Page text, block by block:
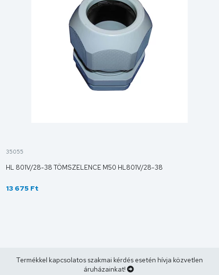
35055
HL 801V/28-38 TÖMSZELENCE M50 HL801V/28-38
13 675 Ft
Termékkel kapcsolatos szakmai kérdés esetén hívja közvetlen
áruházainkat!